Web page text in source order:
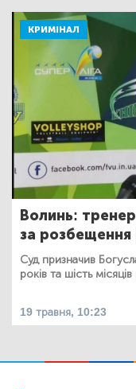
КРИМІНАЛ
Волинь:
за розбещення
Суд призначив
років та шість
19 травня, 10:23